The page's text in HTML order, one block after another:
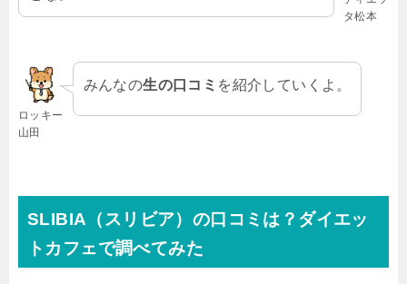
タ松本
ロッキー
山田
みんなの生の口コミ を紹介していくよ。
SLIBIA（スリビア） の口コミは？ダイエッ
トカフェで調べてみた